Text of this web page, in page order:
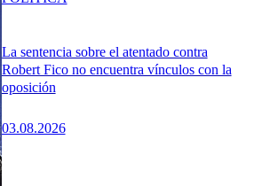
La sentencia sobre el atentado contra
Robert Fico no encuentra vínculos con la
oposición
03.08.2026